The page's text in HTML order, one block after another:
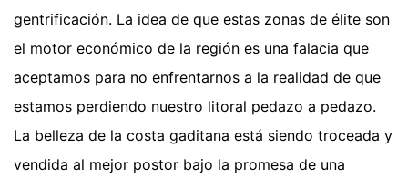
gentrificación. La idea de que estas zonas de élite son
el motor económico de la región es una falacia que
aceptamos para no enfrentarnos a la realidad de que
estamos perdiendo nuestro litoral pedazo a pedazo.
La belleza de la costa gaditana está siendo troceada y
vendida al mejor postor bajo la promesa de una